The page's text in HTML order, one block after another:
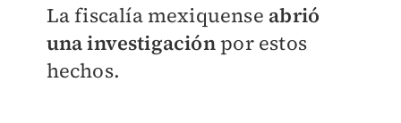
La fiscalía mexiquense abrió
una investigación por estos
hechos.